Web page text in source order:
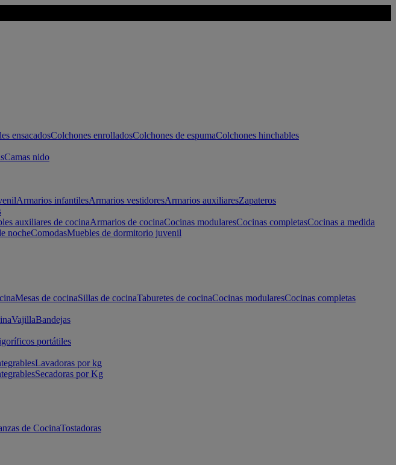
ensacadosColchones enrolladosColchones de espumaColchones hinchables
Camas nido
Armarios infantilesArmarios vestidoresArmarios auxiliaresZapateros
auxiliares de cocinaArmarios de cocinaCocinas modularesCocinas completasCocinas a medida
nocheComodasMuebles de dormitorio juvenil
Mesas de cocinaSillas de cocinaTaburetes de cocinaCocinas modularesCocinas completas
VajillaBandejas
portátiles
Lavadoras por kg
Secadoras por Kg
de CocinaTostadoras